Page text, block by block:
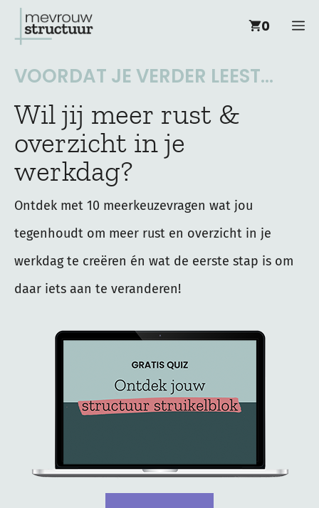
naar
0
VOORDAT JE VERDER LEEST...
Wil jij meer rust &
overzicht in je
werkdag?
Ontdek met 10 meerkeuzevragen wat jou
tegenhoudt om meer rust en overzicht in je
werkdag te creëren én wat de eerste stap is om
daar iets aan te veranderen!